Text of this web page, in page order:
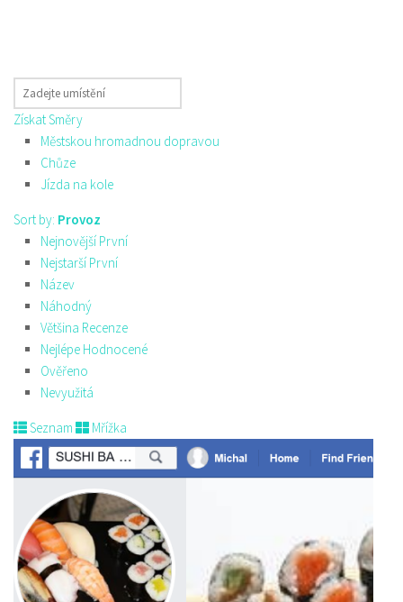
Získat Směry
Městskou hromadnou dopravou
Chůze
Jízda na kole
Sort by: Provoz
Nejnovější První
Nejstarší První
Název
Náhodný
Většina Recenze
Nejlépe Hodnocené
Ověřeno
Nevyužitá
Seznam Mřížka